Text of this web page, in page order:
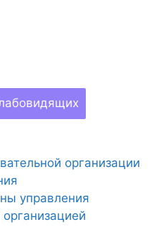
организации
управления